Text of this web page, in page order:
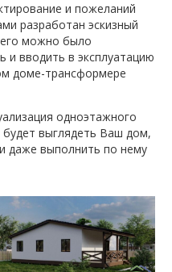
и пожеланий
разработан эскизный
можно было
и вводить в эксплуатацию
доме-трансформере
одноэтажного
выглядеть Ваш дом,
даже выполнить по нему